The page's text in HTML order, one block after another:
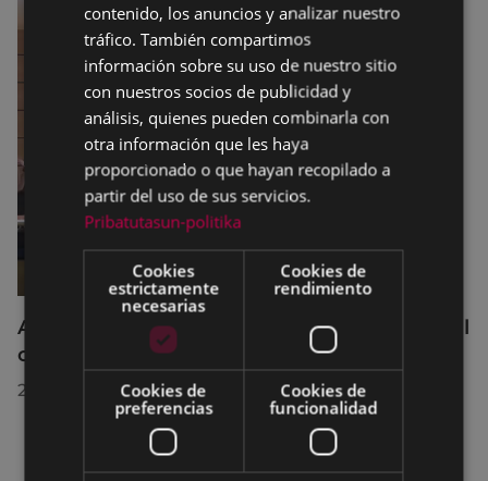
Acuerdos adoptados por el Pleno Municipal
celebrado el 27 de julio de 2026
28/07/2026
SPANISH
contenido, los anuncios y analizar nuestro
tráfico. También compartimos
información sobre su uso de nuestro sitio
con nuestros socios de publicidad y
análisis, quienes pueden combinarla con
otra información que les haya
proporcionado o que hayan recopilado a
partir del uso de sus servicios.
Pribatutasun-politika
Cookies
estrictamente
necesarias
Cookies de
rendimiento
Cookies de
preferencias
Cookies de
funcionalidad